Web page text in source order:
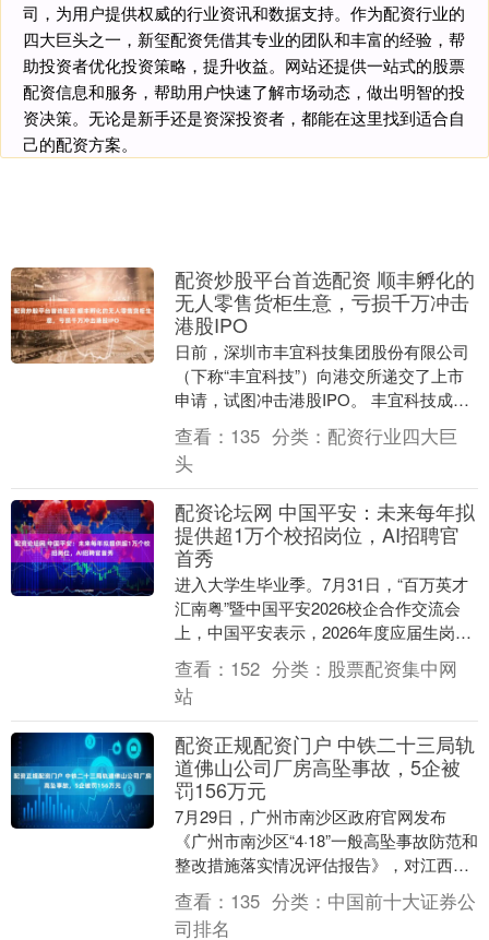
司，为用户提供权威的行业资讯和数据支持。作为配资行业的
四大巨头之一，新玺配资凭借其专业的团队和丰富的经验，帮
助投资者优化投资策略，提升收益。网站还提供一站式的股票
配资信息和服务，帮助用户快速了解市场动态，做出明智的投
资决策。无论是新手还是资深投资者，都能在这里找到适合自
己的配资方案。
配资炒股平台首选配资 顺丰孵化的
无人零售货柜生意，亏损千万冲击
港股IPO
日前，深圳市丰宜科技集团股份有限公司
（下称“丰宜科技”）向港交所递交了上市
申请，试图冲击港股IPO。 丰宜科技成立
于2017年，由顺丰集团孵化。根据弗若斯
特沙利....
查看： 135 分类： 配资行业四大巨
头
配资论坛网 中国平安：未来每年拟
提供超1万个校招岗位，AI招聘官
首秀
进入大学生毕业季。7月31日，“百万英才
汇南粤”暨中国平安2026校企合作交流会
上，中国平安表示，2026年度应届生岗位
需求超6000个，并为超3000名在校学....
查看： 152 分类： 股票配资集中网
站
配资正规配资门户 中铁二十三局轨
道佛山公司厂房高坠事故，5企被
罚156万元
7月29日，广州市南沙区政府官网发布
《广州市南沙区“4·18”一般高坠事故防范和
整改措施落实情况评估报告》，对江西某
建筑劳务有限公司、某轨道交通佛山工程
有限公司....
查看： 135 分类： 中国前十大证券公
司排名